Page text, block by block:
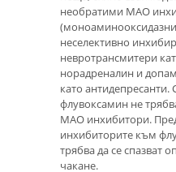
необратими МАО
неселективно
невротрансмитери
норадреналин и
като антидепресанти.
флувоксамин не
МАО инхибитори.
инхибиторите към
трябва да се спазват
чакане.